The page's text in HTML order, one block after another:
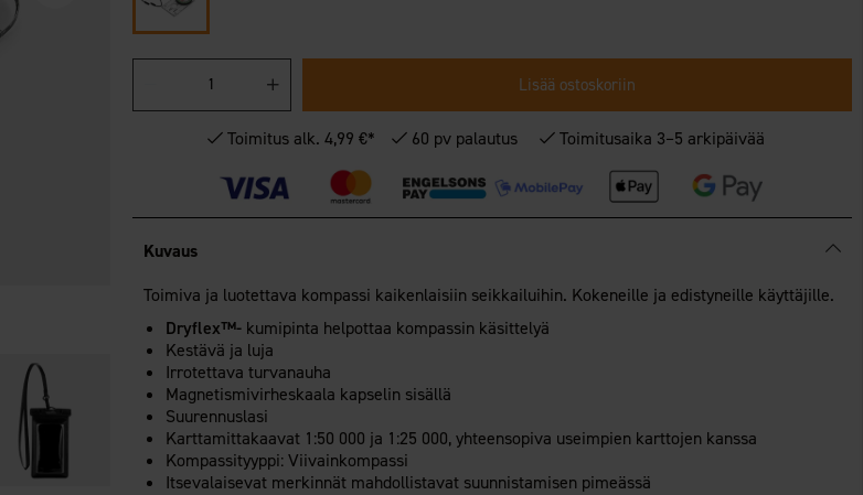
Lisää ostoskoriin
Toimitus alk. 4,99 €* 60 pv palautus Toimitusaika 3–5 arkipäivää
Kuvaus
Toimiva ja luotettava kompassi kaikenlaisiin seikkailuihin. Kokeneille ja edistyneille käyttäjille.
Dryflex™- kumipinta helpottaa kompassin käsittelyä
Kestävä ja luja
Irrotettava turvanauha
Magnetismivirheskaala kapselin sisällä
Suurennuslasi
Karttamittakaavat 1:50 000 ja 1:25 000, yhteensopiva useimpien karttojen kanssa
Kompassityyppi: Viivainkompassi
Itsevalaisevat merkinnät mahdollistavat suunnistamisen pimeässä